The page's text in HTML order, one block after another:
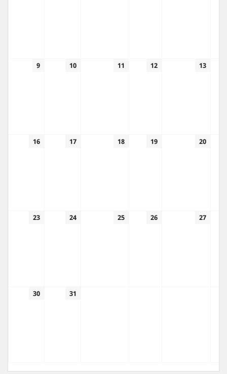
9 10 11 12 13
16 17 18 19 20
23 24 25 26 27
30 31